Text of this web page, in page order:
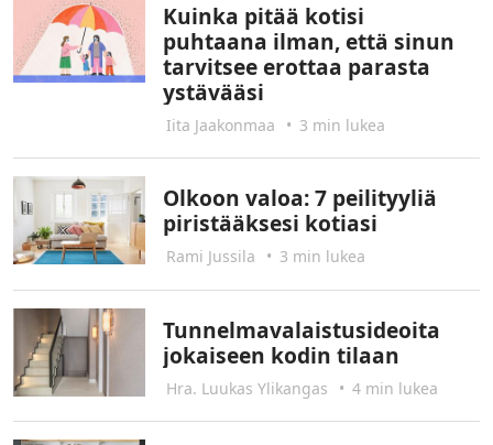
Kuinka pitää kotisi
puhtaana ilman, että sinun
tarvitsee erottaa parasta
ystävääsi
Iita Jaakonmaa • 3 min lukea
Olkoon valoa: 7 peilityyliä
piristääksesi kotiasi
Rami Jussila • 3 min lukea
Tunnelmavalaistusideoita
jokaiseen kodin tilaan
Hra. Luukas Ylikangas • 4 min lukea